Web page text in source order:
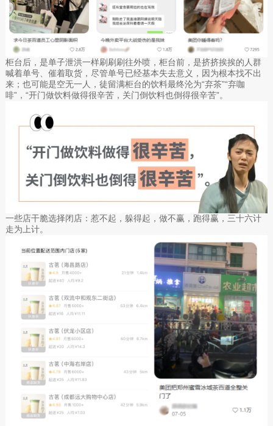
柜台后，是单子泄洪一样刷刷刷往外喷，柜台前，是挤挤挨挨的人群
喊着单号、催着取货，尽管单号已经基本失去意义，因为根本找不出
来；也可能是空无一人，徒留满柜台的饮料最终沦为“弃茶”“弃咖
啡”，“开门做饮料做得很辛苦，关门倒饮料也倒得很辛苦”。
一些店干脆选择闭店：惹不起，躲得起，做不赢，跑得赢，三十六计
走为上计。